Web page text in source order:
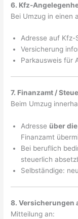
6. Kfz-
Bei Umzug in einen
Adresse auf Kfz-
Versicherung
Parkausweis für
7. Finanzamt /
Beim Umzug
Adresse über
Finanzamt
Bei beruflich
steuerlich
Selbständige:
8. Versicherungen
Mitteilung an: